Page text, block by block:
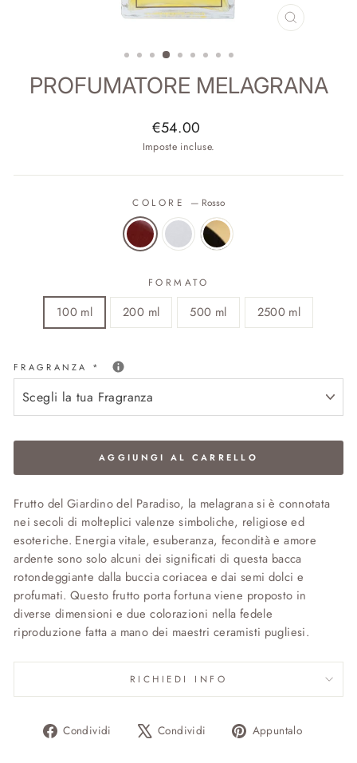
CHIUDI
PROFUMATORE MELAGRANA
Prezzo
di
€54.00
Imposte incluse.
COLORE — Rosso
FORMATO
100 ml 200 ml 500 ml 2500 ml
FRAGRANZA *
AGGIUNGI AL CARRELLO
Frutto del Giardino del Paradiso, la melagrana si è connotata
nei secoli di molteplici valenze simboliche, religiose ed
esoteriche. Energia vitale, esuberanza, fecondità e amore
ardente sono solo alcuni dei significati di questa bacca
rotondeggiante dalla buccia coriacea e dai semi dolci e
profumati. Questo frutto porta fortuna viene proposto in
diverse dimensioni e due colorazioni nella fedele
riproduzione fatta a mano dei maestri ceramisti pugliesi.
RICHIEDI INFO
Condividi
CondividiCondividi
Twitta Appuntalo